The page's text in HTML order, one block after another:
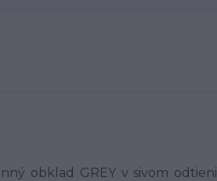
obklad GREY v sivom odtieni